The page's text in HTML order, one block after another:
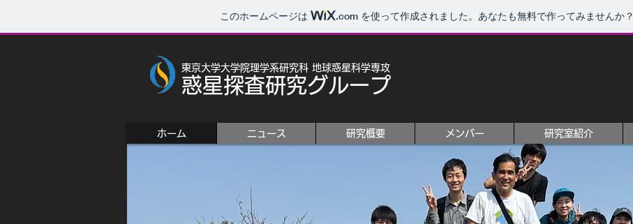
このホームページは .com を使って作成されました。あなたも無料で作ってみませんか？
東京大学大学院理学系研究科 地球惑星科学専攻
惑星探査研究グループ
ホーム ニュース 研究概要 メンバー 研究室紹介